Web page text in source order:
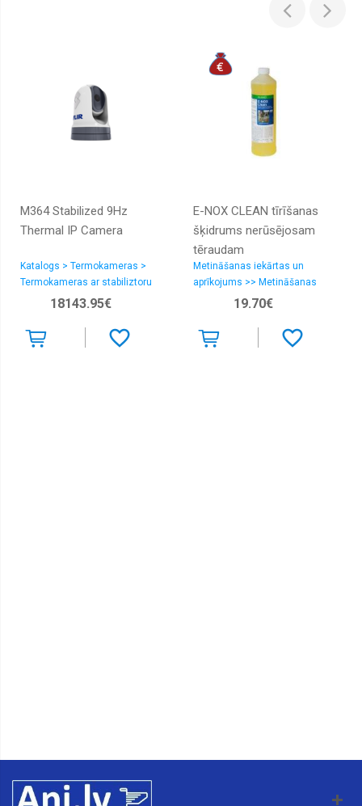
M364 Stabilized 9Hz
Thermal IP Camera
Katalogs > Termokameras >
Termokameras ar stabiliztoru
18143.95€
E-NOX CLEAN tīrīšanas
šķidrums nerūsējosam
tēraudam
Metināšanas iekārtas un
aprīkojums >> Metināšanas
19.70€